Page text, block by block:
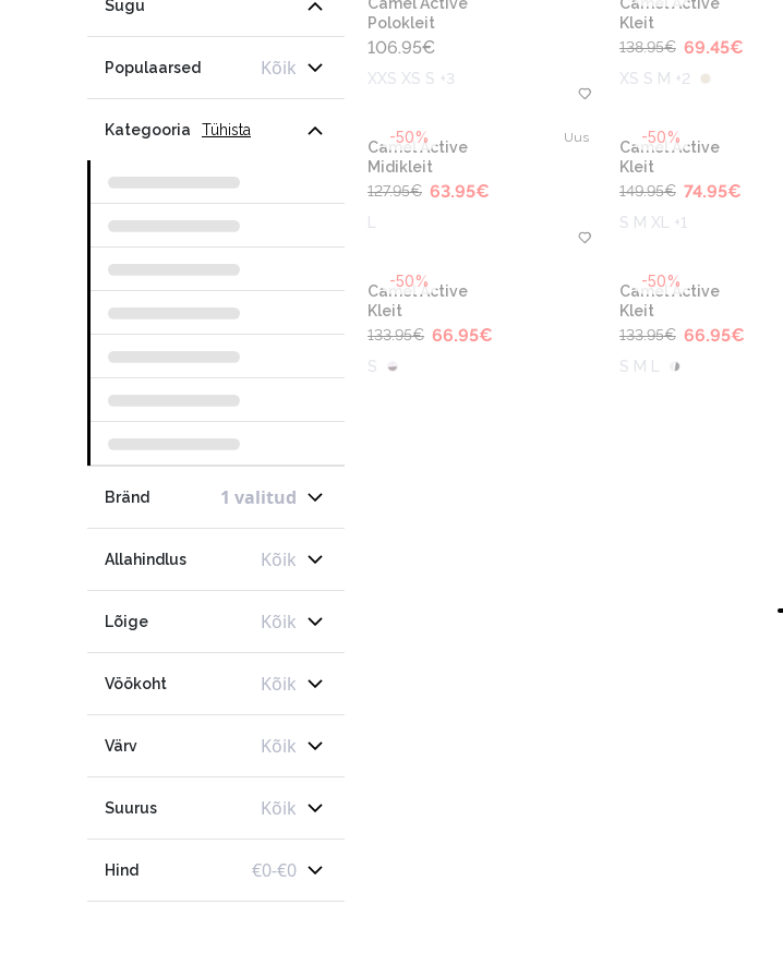
Sugu
Populaarsed Kõik
Kategooria Tühista
Bränd 1 valitud
Allahindlus Kõik
Lõige Kõik
Vöökoht Kõik
Värv Kõik
Suurus Kõik
Hind €0-€0
Polokleit
106.95€
XXS XS S +3
Kleit
138.95€ 69.45€
XS S M +2
-50% Uus
Camel Active
Midikleit
127.95€ 63.95€
-50%
Camel Active
Kleit
149.95€ 74.95€
S M XL +1
-50%
Camel Active
Kleit
133.95€ 66.95€
S
-50%
Camel Active
Kleit
133.95€ 66.95€
S M L